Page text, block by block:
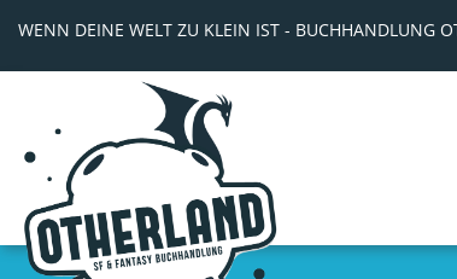
WENN DEINE WELT ZU KLEIN IST - BUCHHANDLUNG